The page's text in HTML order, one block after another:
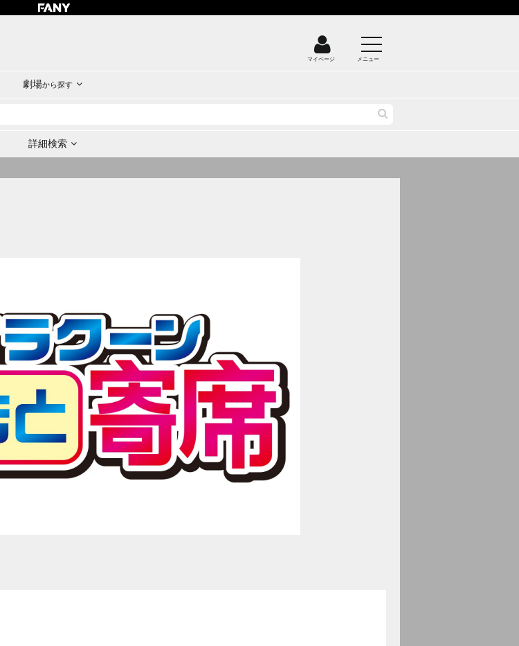
マイページ メニュー
劇場から探す
詳細検索